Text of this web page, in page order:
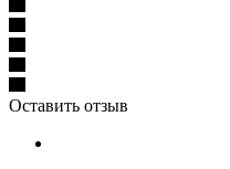
Оставить отзыв